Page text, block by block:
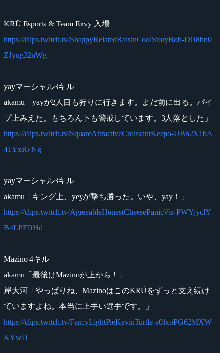
KRÜ Esports & Team Envy 入場
https://clips.twitch.tv/SnappyRelatedRaisinCoolStoryBob-DO8bn0
ZJyug32nWg
yayマーシャル3キル
akamu「yayが2人目も狩りに行きます。まだ前に出る。パイ
プ上みえた。もちろん下も警戒しています。3人落とした」
https://clips.twitch.tv/SquareAttractiveCroissantKeepo-UBn2X1bA
41YxRFNg
yayマーシャル3キル
akamu「キング上、yeyが撃ち勝った。いや、yay！」
https://clips.twitch.tv/AgreeableHonestCheesePanicVis-PWYjyclY
B4LPFDHd
Mazino 4キル
akamu「最後はMazinoが上から！」
岸大河「やっぱりね、MazinoはこのKRÜをずっと支え続け
ていますよね。本当に上手い選手です。」
https://clips.twitch.tv/FancyLightPieKevinTurtle-a0JxoPG62MXW
KYwD